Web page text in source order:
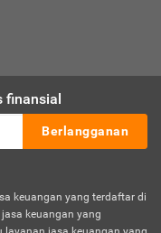
finansial
Berlangganan
keuangan yang terdaftar di
keuangan yang